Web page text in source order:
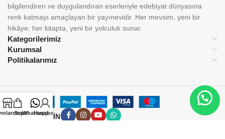
Kategorilerimiz
Kurumsal
Politikalarımız
bilgilendiren ve duygulandıran eserleriyle edebiyat dünyasına
renk katmayı amaçlayan bir yayınevidir. Her mevsim, yeni bir
hikâye; her kitapta, yeni bir yolculuk sunar.
BİZİ TAKİP EDİN:
SepetWhatsapp
Hesabım